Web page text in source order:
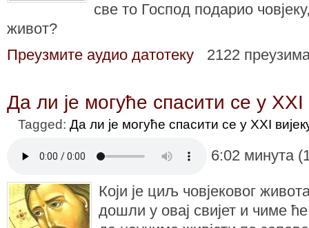
све то Господ подарио
живот?
Преузмите аудио датотеку
2122
Да ли је могуће спасити се у XXI
Tagged: Да ли је могуће спасити се у XXI
6:02 минута
Који је циљ човјековог
дошли у овај свијет и чиме